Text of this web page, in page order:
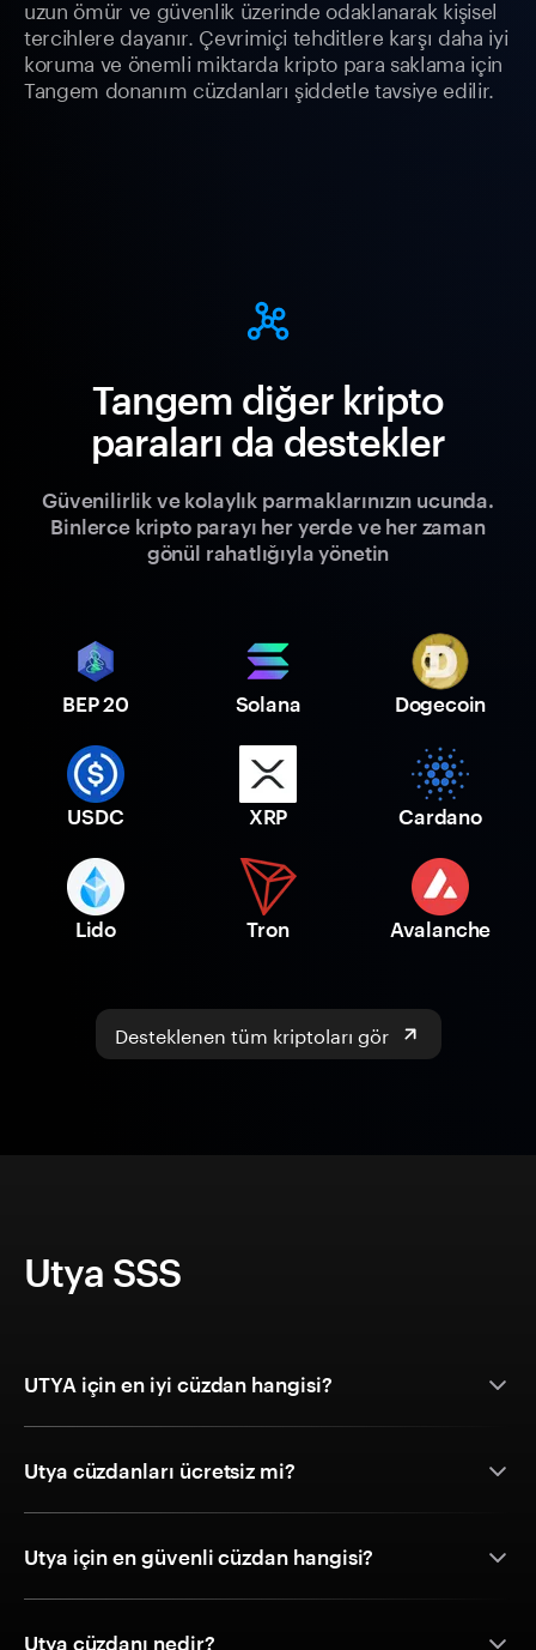
uzun ömür ve güvenlik üzerinde odaklanarak kişisel
tercihlere dayanır. Çevrimiçi tehditlere karşı daha iyi
koruma ve önemli miktarda kripto para saklama için
Tangem donanım cüzdanları şiddetle tavsiye edilir.
Tangem diğer kripto
paraları da destekler
Güvenilirlik ve kolaylık parmaklarınızın ucunda.
Binlerce kripto parayı her yerde ve her zaman
gönül rahatlığıyla yönetin
BEP 20 Solana Dogecoin
USDC XRP Cardano
Lido Tron Avalanche
Desteklenen tüm kriptoları gör
Utya SSS
UTYA için en iyi cüzdan hangisi?
Utya cüzdanları ücretsiz mi?
Utya için en güvenli cüzdan hangisi?
Utya cüzdanı nedir?